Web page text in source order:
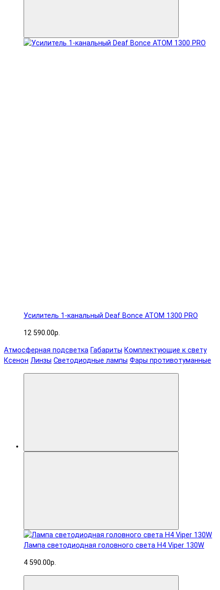
Усилитель 1-канальный Deaf Bonce ATOM 1300 PRO
12 590.00р.
Атмосферная подсветка Габариты Комплектующие к свету
Ксенон Линзы Светодиодные лампы Фары противотуманные
Лампа светодиодная головного света H4 Viper 130W
4 590.00р.